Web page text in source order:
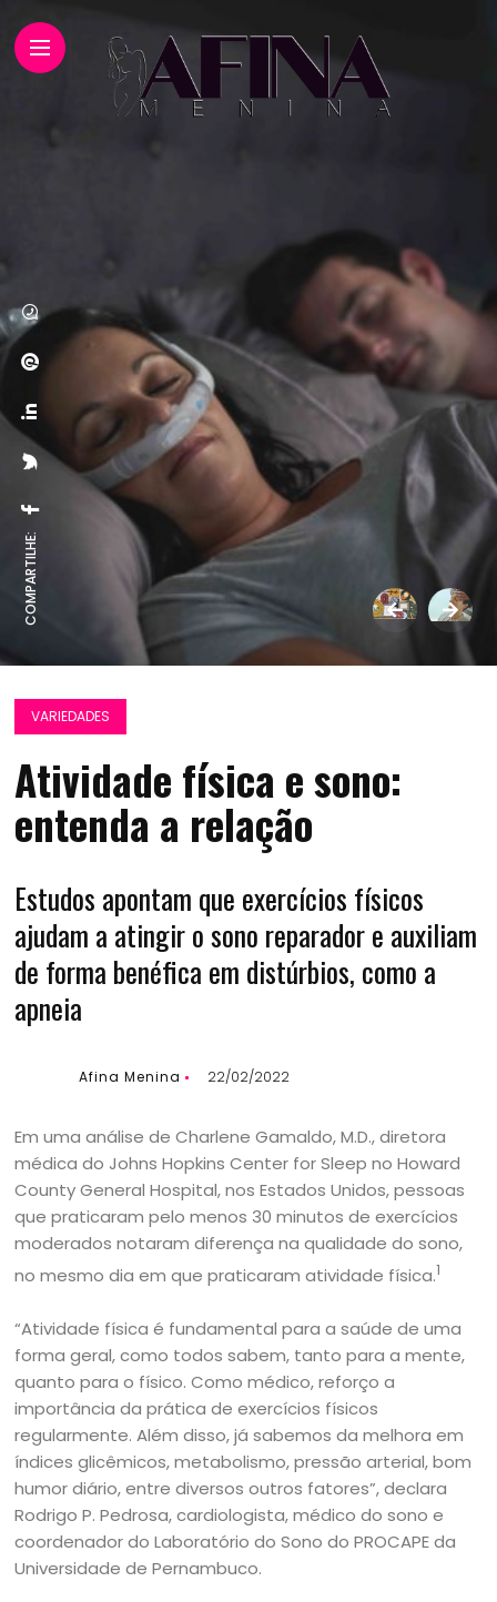
COMPARTILHE:
VARIEDADES
Atividade física e sono:
entenda a relação
Estudos apontam que exercícios físicos
ajudam a atingir o sono reparador e auxiliam
de forma benéfica em distúrbios, como a
apneia
Afina Menina 22/02/2022
Em uma análise de Charlene Gamaldo, M.D., diretora
médica do Johns Hopkins Center for Sleep no Howard
County General Hospital, nos Estados Unidos, pessoas
que praticaram pelo menos 30 minutos de exercícios
moderados notaram diferença na qualidade do sono,
no mesmo dia em que praticaram atividade física.1
“Atividade física é fundamental para a saúde de uma
forma geral, como todos sabem, tanto para a mente,
quanto para o físico. Como médico, reforço a
importância da prática de exercícios físicos
regularmente. Além disso, já sabemos da melhora em
índices glicêmicos, metabolismo, pressão arterial, bom
humor diário, entre diversos outros fatores”, declara
Rodrigo P. Pedrosa, cardiologista, médico do sono e
coordenador do Laboratório do Sono do PROCAPE da
Universidade de Pernambuco.